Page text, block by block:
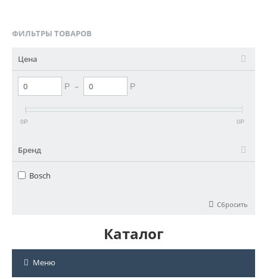
ФИЛЬТРЫ ТОВАРОВ
Цена
Р – Р
0Р 0Р
Бренд
Bosch
Сбросить
Каталог
Меню